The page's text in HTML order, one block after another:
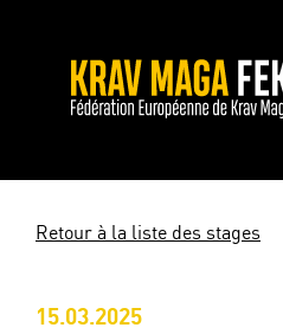
Retour à la liste des stages
15.03.2025